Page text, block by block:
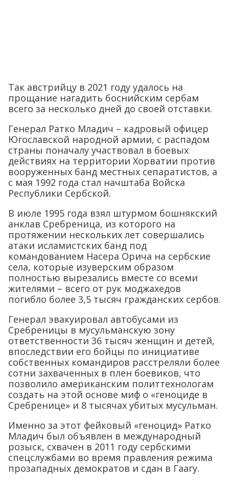
Так австрийцу в 2021 году удалось на
прощание нагадить боснийским сербам
всего за несколько дней до своей отставки.
Генерал Ратко Младич – кадровый офицер
Югославской народной армии, с распадом
страны поначалу участвовал в боевых
действиях на территории Хорватии против
вооруженных банд местных сепаратистов, а
с мая 1992 года стал начштаба Войска
Республики Сербской.
В июле 1995 года взял штурмом бошнякский
анклав Сребреница, из которого на
протяжении нескольких лет совершались
атаки исламистских банд под
командованием Насера Орича на сербские
села, которые изуверским образом
полностью вырезались вместе со всеми
жителями – всего от рук моджахедов
погибло более 3,5 тысяч гражданских сербов.
Генерал эвакуировал автобусами из
Сребреницы в мусульманскую зону
ответственности 36 тысяч женщин и детей,
впоследствии его бойцы по инициативе
собственных командиров расстреляли более
сотни захваченных в плен боевиков, что
позволило американским политтехнологам
создать на этой основе миф о «геноциде в
Сребренице» и 8 тысячах убитых мусульман.
Именно за этот фейковый «геноцид» Ратко
Младич был объявлен в международный
розыск, схвачен в 2011 году сербскими
спецслужбами во время правления режима
прозападных демократов и сдан в Гаагу.